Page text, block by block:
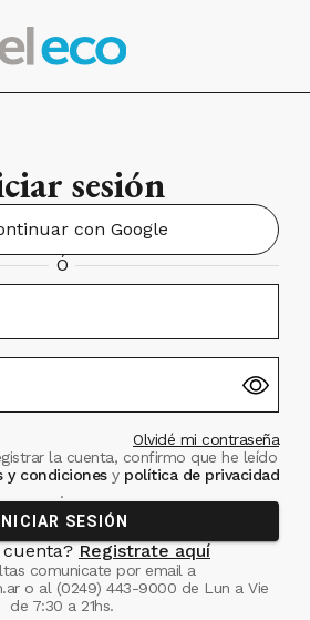
sesión
con Google
Ó
Olvidé mi contraseña
la cuenta, confirmo que he leído
y condiciones ypolítica de privacidad
.
INICIAR SESIÓN
cuenta? Registrate aquí
comunicate por email a
o al (0249) 443-9000 de Lun a Vie
de 7:30 a 21hs.